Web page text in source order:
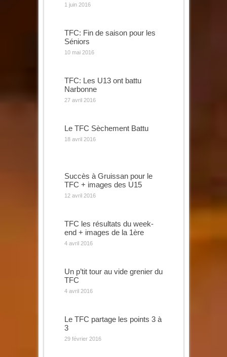
1 juin 2016
TFC: Fin de saison pour les
Séniors
10 mai 2016
TFC: Les U13 ont battu
Narbonne
27 avril 2016
Le TFC Sèchement Battu
18 avril 2016
Succès à Gruissan pour le
TFC + images des U15
12 avril 2016
TFC les résultats du week-
end + images de la 1ère
4 avril 2016
Un p’tit tour au vide grenier du
TFC
4 avril 2016
Le TFC partage les points 3 à
3
29 février 2016